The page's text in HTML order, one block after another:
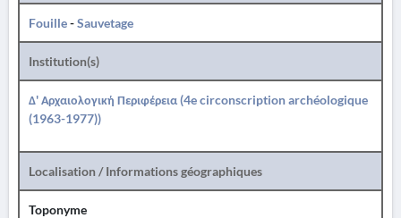
Fouille-Sauvetage
Institution(s)
Δ' Αρχαιολογική Περιφέρεια (4e circonscription archéologique
(1963-1977))
Localisation / Informations géographiques
Toponyme